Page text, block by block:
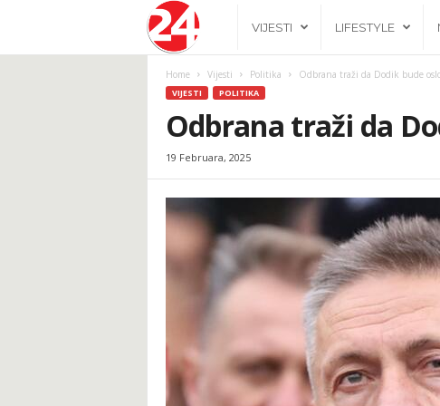
.
VIJESTI LIFESTYLE
Home Vijesti Politika Odbrana traži da Dodik bude
VIJESTI POLITIKA
Odbrana traži da
19 Februara, 2025